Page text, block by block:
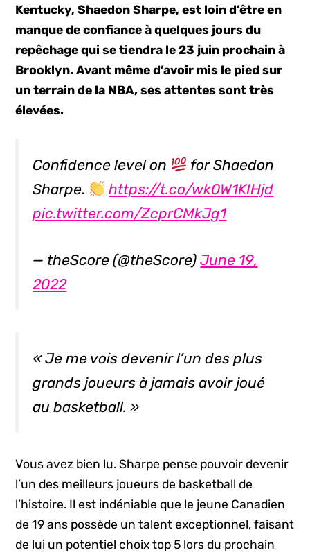
Kentucky, Shaedon Sharpe, est loin d’être en
manque de confiance à quelques jours du
repêchage qui se tiendra le 23 juin prochain à
Brooklyn. Avant même d’avoir mis le pied sur
un terrain de la NBA, ses attentes sont très
élevées.
Confidence level on
for Shaedon
Sharpe.
https://t.co/wk0W1KIHjd
pic.twitter.com/ZcprCMkJg1
— theScore (@theScore)June 19,
2022
« Je me vois devenir l’un des plus
grands joueurs à jamais avoir joué
au basketball. »
Vous avez bien lu. Sharpe pense pouvoir devenir
l’un des meilleurs joueurs de basketball de
l’histoire. Il est indéniable que le jeune Canadien
de 19 ans possède un talent exceptionnel, faisant
de lui un potentiel choix top 5 lors du prochain